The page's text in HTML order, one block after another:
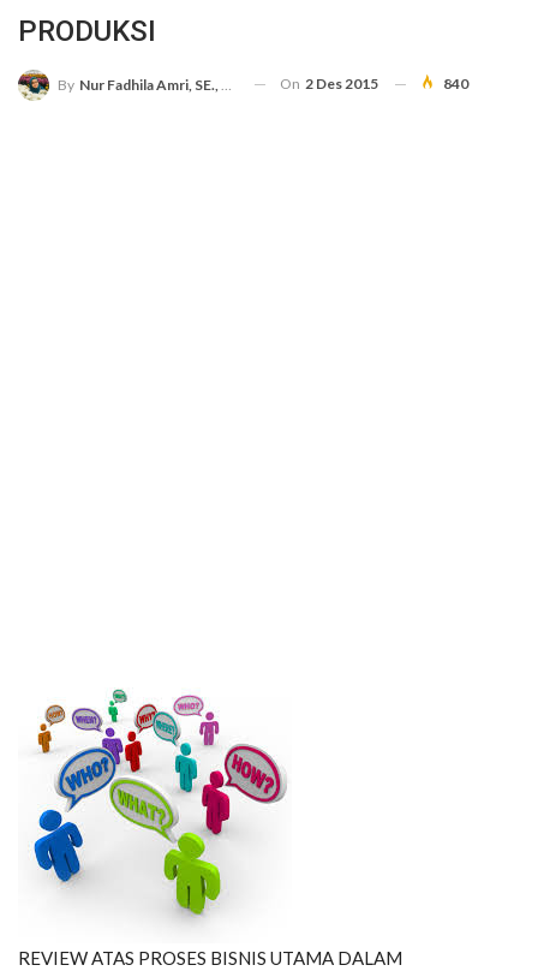
PRODUKSI
By Nur Fadhila Amri, SE., Ak., M.Si On 2 Des 2015 840
REVIEW ATAS PROSES BISNIS UTAMA DALAM